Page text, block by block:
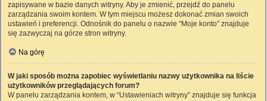
zapisywane w bazie danych witryny. Aby je zmienić, przejdź do panelu
zarządzania swoim kontem. W tym miejscu możesz dokonać zmian swoich
ustawień i preferencji. Odnośnik do panelu o nazwie “Moje konto” znajduje
się zazwyczaj na górze stron witryny.
Na górę
W jaki sposób można zapobiec wyświetlaniu nazwy użytkownika na liście
użytkowników przeglądających forum?
W panelu zarządzania kontem, w “Ustawieniach witryny” znajduje się funkcja